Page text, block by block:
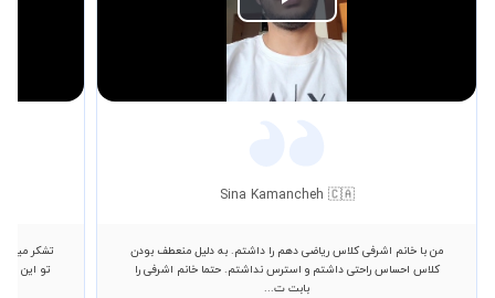
Play
Video
Sina Kamancheh 🇨🇦
من با خانم اشرفی کلاس ریاضی دهم را داشتم. به دلیل منعطف بودن
کلاس احساس راحتی داشتم و استرس نداشتم. حتما خانم اشرفی را
بابت ت...
تشکر